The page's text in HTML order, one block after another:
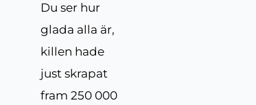
Du ser hur
glada alla är,
killen hade
just skrapat
fram 250 000